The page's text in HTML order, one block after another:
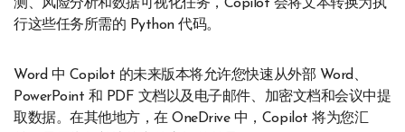
测、风险分析和数据可视化任务，Copilot 会将文本转换为执
行这些任务所需的 Python 代码。
Word 中 Copilot 的未来版本将允许您快速从外部 Word、
PowerPoint 和 PDF 文档以及电子邮件、加密文档和会议中提
取数据。在其他地方，在 OneDrive 中，Copilot 将为您汇